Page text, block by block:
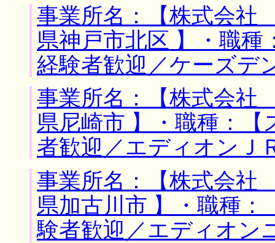
事業所名：【株式会
県神戸市北区 】・職
経験者歓迎／ケーズデ
事業所名：【株式会
県尼崎市 】・職種：
者歓迎／エディオンＪ
事業所名：【株式会
県加古川市 】・職種
験者歓迎／エディオン